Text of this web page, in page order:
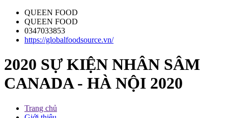
QUEEN FOOD
QUEEN FOOD
0347033853
https://globalfoodsource.vn/
2020 SỰ KIỆN NHÂN SÂM
CANADA - HÀ NỘI 2020
Trang chủ